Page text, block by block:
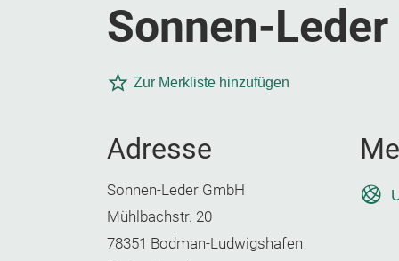
Sonnen-Leder
Zur Merkliste hinzufügen
Adresse
Sonnen-Leder GmbH
Mühlbachstr. 20
78351 Bodman-Ludwigshafen